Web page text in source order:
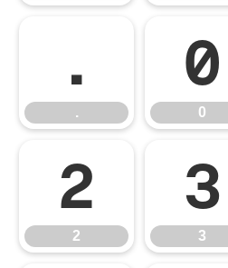
.
.
0
0
2
2
3
3